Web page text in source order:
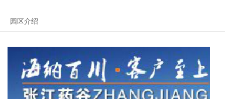
园区介绍